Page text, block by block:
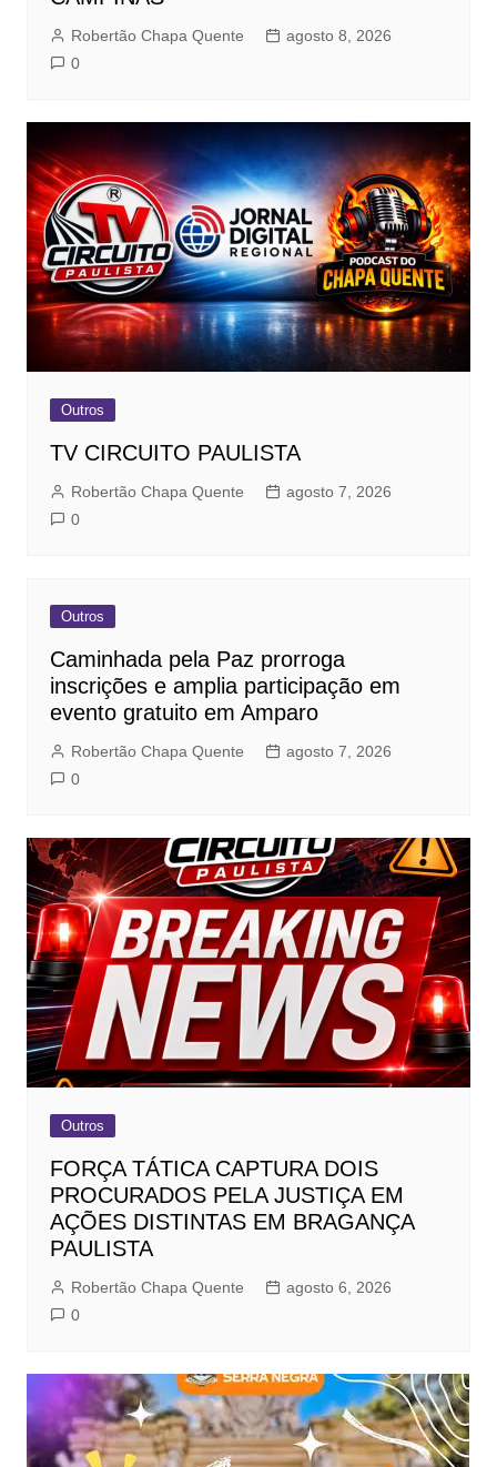
Robertão Chapa Quente
agosto 8, 2026
0
Outros
TV CIRCUITO PAULISTA
Robertão Chapa Quente
agosto 7, 2026
0
Outros
Caminhada pela Paz prorroga
inscrições e amplia participação em
evento gratuito em Amparo
Robertão Chapa Quente
agosto 7, 2026
0
Outros
FORÇA TÁTICA CAPTURA DOIS
PROCURADOS PELA JUSTIÇA EM
AÇÕES DISTINTAS EM BRAGANÇA
PAULISTA
Robertão Chapa Quente
agosto 6, 2026
0